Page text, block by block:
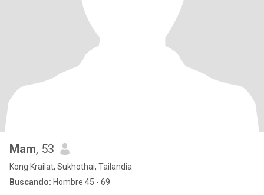
Mam, 53
Kong Krailat, Sukhothai, Tailandia
Buscando: Hombre 45 - 69